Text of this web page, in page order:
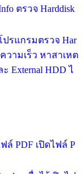
ตรวจ Harddisk
ปรแกรมตรวจ Har
วามเร็ว หาสาเหต
External HDD ไ
ล์ PDF เปิดไฟล์ P